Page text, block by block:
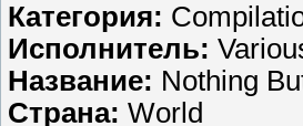
Категория:
Исполнитель:
Название: Nothing
Страна: World